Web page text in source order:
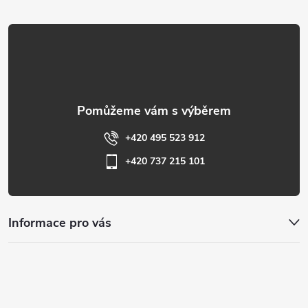
t
Informace pro vás
+420 495 523 912
+420 737 215 101